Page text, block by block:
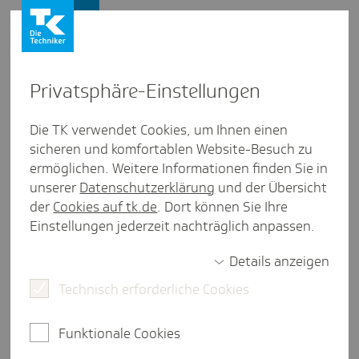
Kosovo
Der Kosovo ist eine Republik in Südosteuropa auf
Nachbarstaaten Nordmazedonien, Albanien und
Montenegro. Die überwiegende Mehrheit der
Unternehmen im Kosovo sind kleine und mittlere
eine Minute Lesezeit
Firmenkunden Länderübersicht
Privat­sphäre-Einstel­lungen
Die TK verwendet Cookies, um Ihnen einen
sicheren und komfortablen Website-Besuch zu
ermöglichen. Weitere Informationen finden Sie in
unserer Datenschutzerklärung und der Übersicht
der Cookies auf tk.de. Dort können Sie Ihre
Einstellungen jederzeit nachträglich anpassen.
Details anzeigen
Technisch erforderliche Cookies
Funktionale Cookies